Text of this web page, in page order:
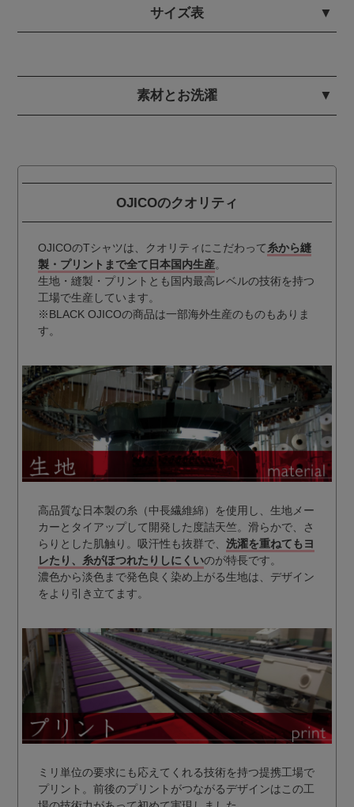
サイズ表
素材とお洗濯
OJICOのクオリティ
OJICOのTシャツは、クオリティにこだわって 糸から縫
製・プリントまで全て日本国内生産。
生地・縫製・プリントとも国内最高レベルの技術を持つ
工場で生産しています。
※BLACK OJICOの商品は一部海外生産のものもありま
す。
高品質な日本製の糸（中長繊維綿）を使用し、生地メー
カーとタイアップして開発した度詰天竺。滑らかで、さ
らりとした肌触り。吸汗性も抜群で、 洗濯を重ねてもヨ
レたり、糸がほつれたりしにくいのが特長です。
濃色から淡色まで発色良く染め上がる生地は、デザイン
をより引き立てます。
ミリ単位の要求にも応えてくれる技術を持つ提携工場で
プリント。前後のプリントがつながるデザインはこの工